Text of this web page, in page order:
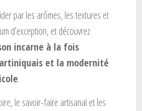
par les arômes, les textures et
d’exception, et découvrez
incarne à la fois
et la modernité
.
le savoir-faire artisanal et les